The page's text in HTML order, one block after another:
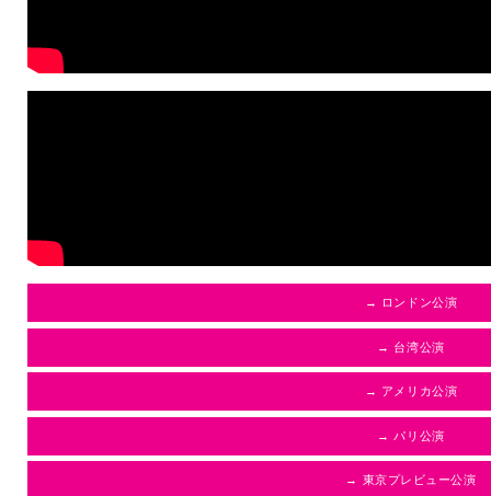
→ ロンドン公演
→ 台湾公演
→ アメリカ公演
→ パリ公演
→ 東京プレビュー公演